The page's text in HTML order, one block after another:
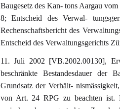
Baugesetz des Kan- tons Aargau
8; Entscheid des Verwal-
Rechenschaftsbericht des
Entscheid des Verwaltungsgerichts
11. Juli 2002 [VB.2002.00130],
beschränkte Bestandesdauer der
Grundsatz der Verhält-
von Art. 24 RPG zu beachten ist.